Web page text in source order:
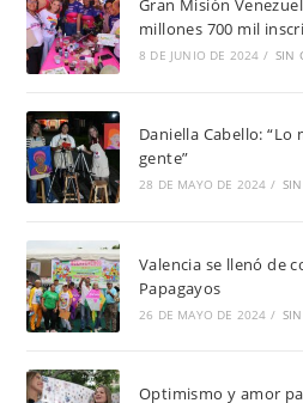
Gran Misión
millones 700 mil
8 DE JUNIO DE 2024 / SIN
Daniella Cabello: “Lo
gente”
28 DE MAYO DE 2024 /
Valencia se llenó de
Papagayos
26 DE MAYO DE 2024 /
Optimismo y amor